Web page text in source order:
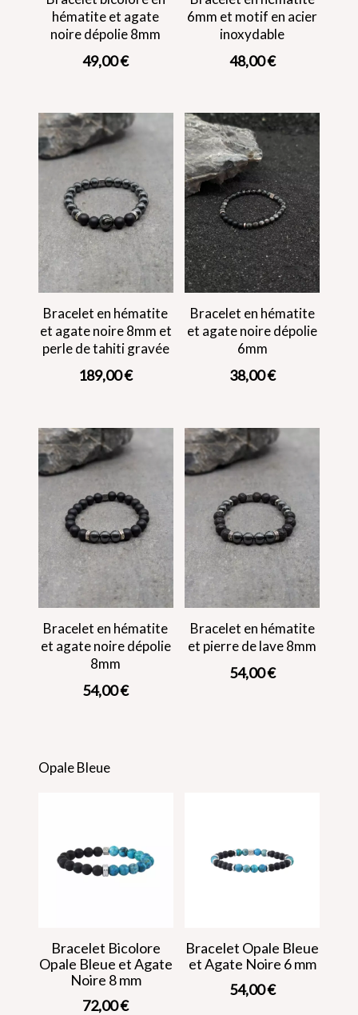
hématite et agate
noire dépolie 8mm
49,00€
6mm et motif en acier
inoxydable
48,00€
Bracelet en hématite
et agate noire 8mm et
perle de tahiti gravée
189,00€
Bracelet en hématite
et agate noire dépolie
6mm
38,00€
Bracelet en hématite
et agate noire dépolie
8mm
54,00€
Bracelet en hématite
et pierre de lave 8mm
54,00€
Opale Bleue
Bracelet Bicolore
Opale Bleue et Agate
Noire 8 mm
72,00€
Bracelet Opale Bleue
et Agate Noire 6 mm
54,00€